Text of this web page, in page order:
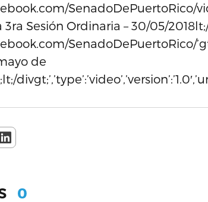
SenadoDePuertoRico/
Sesión Ordinaria – 30/05/
SenadoDePuertoRico/
de
0